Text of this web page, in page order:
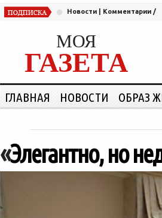
Новости Комментарии /
МОЯ
ГАЗЕТА
ГЛАВНАЯ НОВОСТИ ОБРАЗ
«Элегантно, но